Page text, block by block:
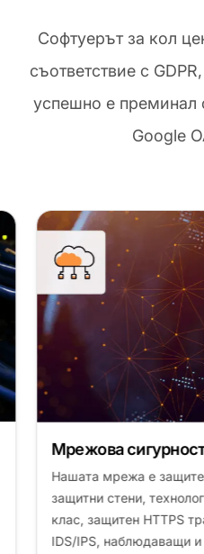
Софтуерът за кол
съответствие с
успешно е преминал
Google
Мрежова
Нашата мрежа е
защитни стени,
клас, защитен HTTPS
IDS/IPS, наблюдаващи